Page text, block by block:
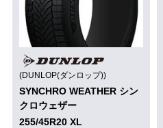
(DUNLOP(ダンロップ))
SYNCHRO WEATHER シン
クロウェザー
255/45R20 XL